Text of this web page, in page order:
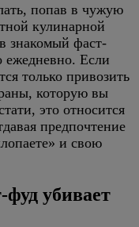
попав в чужую
кулинарной
знакомый фаст-
Если
только привозить
которую вы
это относится
предпочтение
и свою
убивает